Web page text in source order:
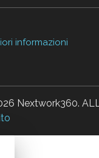
informazioni
Nextwork360. ALL